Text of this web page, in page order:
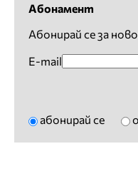
Абонамент
Абонирай се за
E-mail
абонирай се